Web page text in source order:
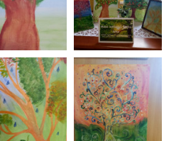
Hobijizstādi "Lego sapņu
23.01.2026.
"Lego sapņu pasaule".
– skaistākā, vienīgā!”.